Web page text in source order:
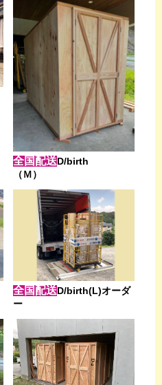
全国配送D/birth
（Ｍ）
全国配送D/birth(L)オーダ
ー